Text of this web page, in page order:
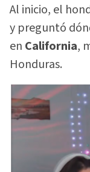
Al inicio, el
y preguntó
en California,
Honduras.